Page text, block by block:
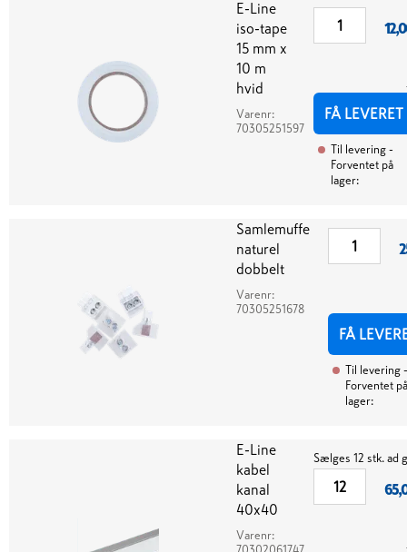
E-Line
iso-tape
15 mm x
10 m
hvid
Varenr:
70305251597
FÅ LEVERET
Til levering -
Forventet på
lager:
Samlemuffe
naturel
dobbelt
Varenr:
70305251678
FÅ
Til levering -
Forventet på
lager:
E-Line
kabel
kanal
40x40
Varenr:
Sælges 12 stk. ad